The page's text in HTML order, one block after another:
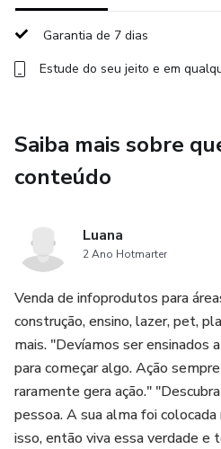
Garantia de 7 dias
Estude do seu jeito e em
Saiba mais sobre
conteúdo
Luana
2 Ano Hotmarter
Venda de infoprodutos para
construção, ensino, lazer, pet,
mais. "Devíamos ser ensinados
para começar algo. Ação
raramente gera ação."
pessoa. A sua alma foi
isso, então viva essa verdade e